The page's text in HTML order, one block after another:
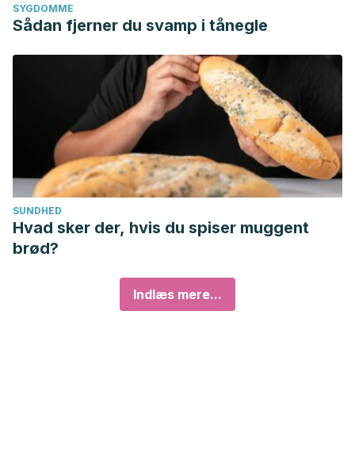
SYGDOMME
Sådan fjerner du svamp i tånegle
SUNDHED
Hvad sker der, hvis du spiser muggent
brød?
Indlæs mere...